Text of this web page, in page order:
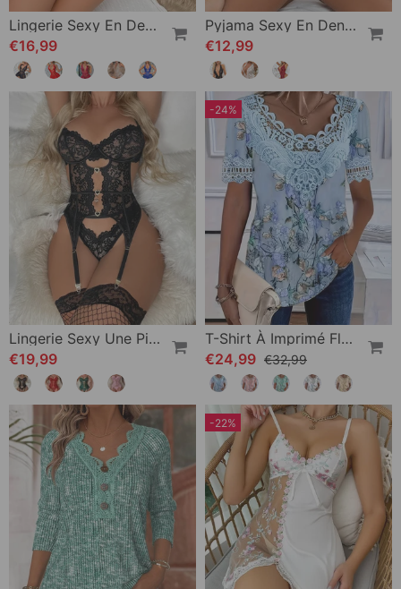
Lingerie Sexy En Dentelle Transparente Une-Pièce
€16,99
Pyjama Sexy En Dentelle Sans Entrejambe
€12,99
Lingerie Sexy Une Pièce Dentelle
€19,99
-24%
T-Shirt À Imprimé Fleuri Mode Manche Courte
€24,99 €32,99
-22%